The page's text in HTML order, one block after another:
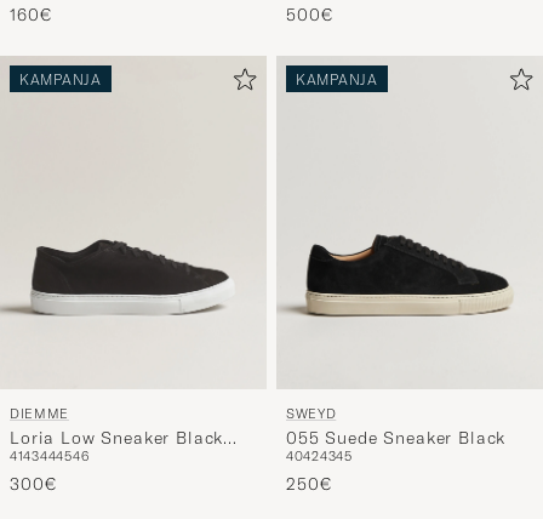
KAMPANJA
Loria Low Sneaker Black
Suede
4143 44 4546
KAMPANJA
055 Suede Sneaker Black
4042 43 45